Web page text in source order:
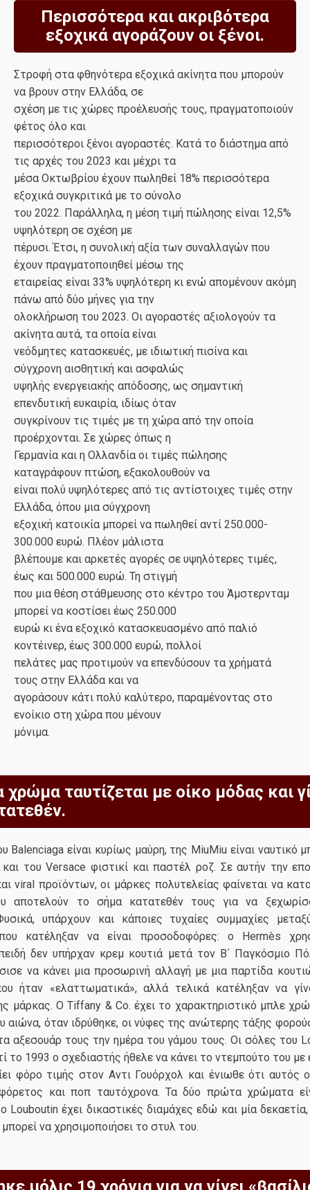
Περισσότερα και ακριβότερα
εξοχικά αγοράζουν οι ξένοι.
Στροφή στα φθηνότερα εξοχικά ακίνητα που μπορούν
να βρουν στην Ελλάδα, σε
σχέση με τις χώρες προέλευσής τους, πραγματοποιούν
φέτος όλο και
περισσότεροι ξένοι αγοραστές. Κατά το διάστημα από
τις αρχές του 2023 και μέχρι τα
μέσα Οκτωβρίου έχουν πωληθεί 18% περισσότερα
εξοχικά συγκριτικά με το σύνολο
του 2022. Παράλληλα, η μέση τιμή πώλησης είναι 12,5%
υψηλότερη σε σχέση με
πέρυσι. Έτσι, η συνολική αξία των συναλλαγών που
έχουν πραγματοποιηθεί μέσω της
εταιρείας είναι 33% υψηλότερη κι ενώ απομένουν ακόμη
πάνω από δύο μήνες για την
ολοκλήρωση του 2023. Οι αγοραστές αξιολογούν τα
ακίνητα αυτά, τα οποία είναι
νεόδμητες κατασκευές, με ιδιωτική πισίνα και
σύγχρονη αισθητική και ασφαλώς
υψηλής ενεργειακής απόδοσης, ως σημαντική
επενδυτική ευκαιρία, ιδίως όταν
συγκρίνουν τις τιμές με τη χώρα από την οποία
προέρχονται. Σε χώρες όπως η
Γερμανία και η Ολλανδία οι τιμές πώλησης
καταγράφουν πτώση, εξακολουθούν να
είναι πολύ υψηλότερες από τις αντίστοιχες τιμές στην
Ελλάδα, όπου μια σύγχρονη
εξοχική κατοικία μπορεί να πωληθεί αντί 250.000-
300.000 ευρώ. Πλέον μάλιστα
βλέπουμε και αρκετές αγορές σε υψηλότερες τιμές,
έως και 500.000 ευρώ. Τη στιγμή
που μια θέση στάθμευσης στο κέντρο του Άμστερνταμ
μπορεί να κοστίσει έως 250.000
ευρώ κι ένα εξοχικό κατασκευασμένο από παλιό
κοντέινερ, έως 300.000 ευρώ, πολλοί
πελάτες μας προτιμούν να επενδύσουν τα χρήματά
τους στην Ελλάδα και να
αγοράσουν κάτι πολύ καλύτερο, παραμένοντας στο
ενοίκιο στη χώρα που μένουν
μόνιμα.
χρώμα ταυτίζεται με οίκο μόδας και
Balenciaga είναι κυρίως μαύρη, της MiuMiu είναι ναυτικό
του Versace φιστικί και παστέλ ροζ. Σε αυτήν την
viral προϊόντων, οι μάρκες πολυτελείας φαίνεται να
αποτελούν το σήμα κατατεθέν τους για να
υπάρχουν και κάποιες τυχαίες συμμαχίες
κατέληξαν να είναι προσοδοφόρες: ο Hermès
δεν υπήρχαν κρεμ κουτιά μετά τον Β΄ Παγκόσμιο
να κάνει μια προσωρινή αλλαγή με μια παρτίδα
ήταν «ελαττωματικά», αλλά τελικά κατέληξαν να
μάρκας. Ο Tiffany & Co. έχει το χαρακτηριστικό μπλε
αιώνα, όταν ιδρύθηκε, οι νύφες της ανώτερης τάξης
αξεσουάρ τους την ημέρα του γάμου τους. Οι σόλες του
το 1993 ο σχεδιαστής ήθελε να κάνει το ντεμπούτο του
φόρο τιμής στον Αντι Γουόρχολ και ένιωθε ότι αυτός
και ποπ ταυτόχρονα. Τα δύο πρώτα χρώματα
Louboutin έχει δικαστικές διαμάχες εδώ και μία
να χρησιμοποιήσει το στυλ του.